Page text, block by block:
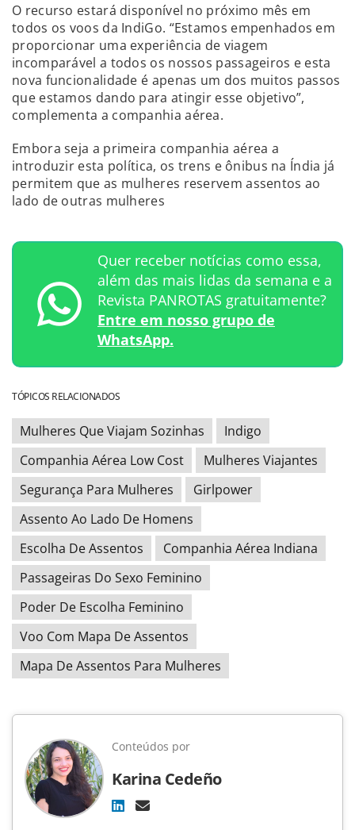
O recurso estará disponível no próximo mês em
todos os voos da IndiGo. “Estamos empenhados em
proporcionar uma experiência de viagem
incomparável a todos os nossos passageiros e esta
nova funcionalidade é apenas um dos muitos passos
que estamos dando para atingir esse objetivo”,
complementa a companhia aérea.
Embora seja a primeira companhia aérea a
introduzir esta política, os trens e ônibus na Índia já
permitem que as mulheres reservem assentos ao
lado de outras mulheres
Quer receber notícias como essa,
além das mais lidas da semana e a
Revista PANROTAS gratuitamente?
Entre em nosso grupo de
WhatsApp.
TÓPICOS RELACIONADOS
Mulheres Que Viajam Sozinhas
Indigo
Companhia Aérea Low Cost
Mulheres Viajantes
Segurança Para Mulheres
Girlpower
Assento Ao Lado De Homens
Escolha De Assentos
Companhia Aérea Indiana
Passageiras Do Sexo Feminino
Poder De Escolha Feminino
Voo Com Mapa De Assentos
Mapa De Assentos Para Mulheres
Conteúdos por
Karina Cedeño